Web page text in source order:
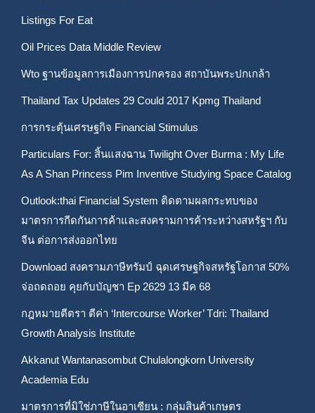
Listings For Eat
Oil Prices Data Middle Review
Wto ฐานข้อมูลการเมืองการปกครอง สถาบันพระปกเกล้า
Thailand Tax Updates 29 Could 2017 Kpmg Thailand
การกระตุ้นเศรษฐกิจ Financial Stimulus
Particulars For: สิ้นแสงฉาน Twilight Over Burma : My Life
As A Shan Princess Pim Inventive Studying Space Catalog
Outlook:thai Financial System ติดตามผลกระทบของ
มาตรการกีดกันการค้าและสงครามการค้าระหว่างสหรัฐฯ กับ
จีน ต่อการส่งออกไทย
Download สงครามภาษีทรัมป์ ฉุดเศรษฐกิจสหรัฐโอกาส 50%
จ่อถดถอย คุยกับบัญชา Ep 2629 13 มีค 68
กฎหมายตีตรา ตีค่า ‘Intercourse Worker’ Tdri: Thailand
Growth Analysis Institute
Akkanut Wantanasombut Chulalongkorn University
Academia Edu
มาตรการที่มิใช่ภาษีในอาเซียน : กลุ่มสินค้าเกษตร